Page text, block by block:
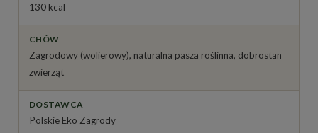
130 kcal
CHÓW
Zagrodowy (wolierowy), naturalna pasza roślinna, dobrostan
zwierząt
DOSTAWCA
Polskie Eko Zagrody